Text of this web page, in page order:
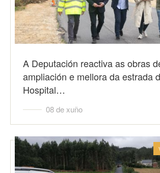
A Deputación reactiva as obras
ampliación e mellora da estrada
Hospital…
08 de xuño